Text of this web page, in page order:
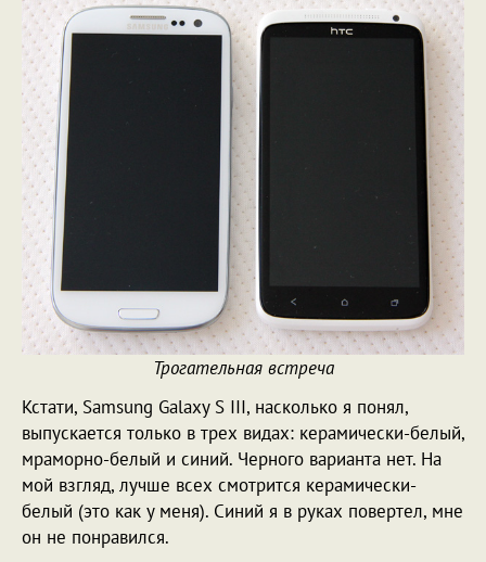
Трогательная встреча
Кстати, Samsung Galaxy S III, насколько я понял,
выпускается только в трех видах: керамически-белый,
мраморно-белый и синий. Черного варианта нет. На
мой взгляд, лучше всех смотрится керамически-
белый (это как у меня). Синий я в руках повертел, мне
он не понравился.